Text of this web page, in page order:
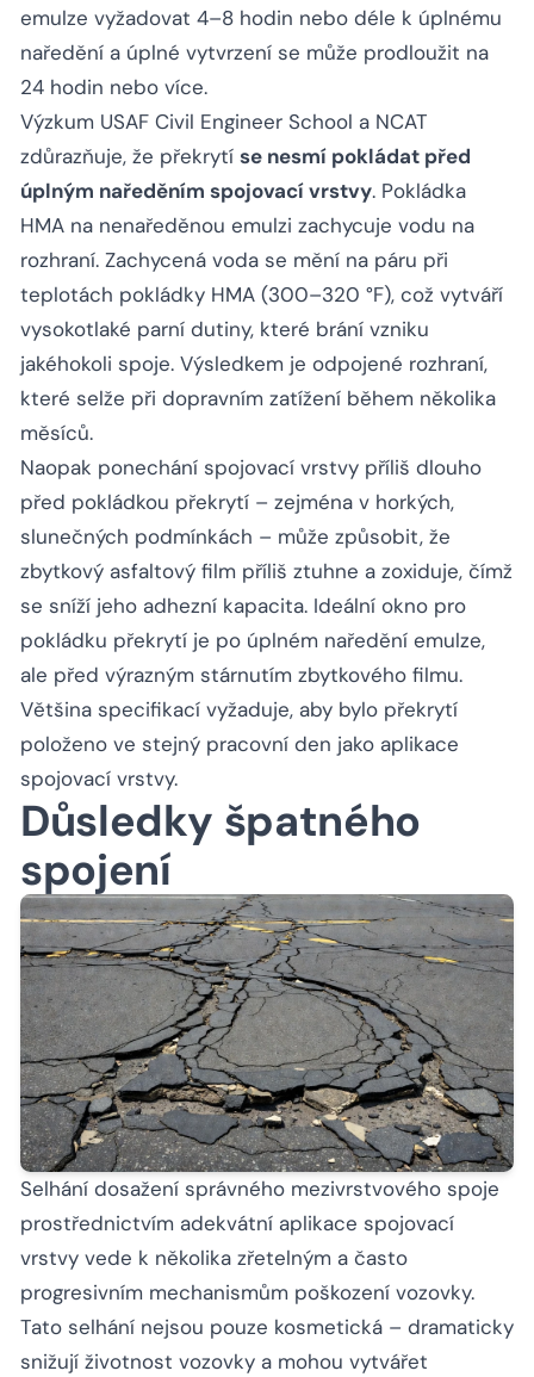
emulze vyžadovat 4–8 hodin nebo déle k úplnému
naředění a úplné vytvrzení se může prodloužit na
24 hodin nebo více.
Výzkum USAF Civil Engineer School a NCAT
zdůrazňuje, že překrytí se nesmí pokládat před
úplným naředěním spojovací vrstvy. Pokládka
HMA na nenaředěnou emulzi zachycuje vodu na
rozhraní. Zachycená voda se mění na páru při
teplotách pokládky HMA (300–320 °F), což vytváří
vysokotlaké parní dutiny, které brání vzniku
jakéhokoli spoje. Výsledkem je odpojené rozhraní,
které selže při dopravním zatížení během několika
měsíců.
Naopak ponechání spojovací vrstvy příliš dlouho
před pokládkou překrytí – zejména v horkých,
slunečných podmínkách – může způsobit, že
zbytkový asfaltový film příliš ztuhne a zoxiduje, čímž
se sníží jeho adhezní kapacita. Ideální okno pro
pokládku překrytí je po úplném naředění emulze,
ale před výrazným stárnutím zbytkového filmu.
Většina specifikací vyžaduje, aby bylo překrytí
položeno ve stejný pracovní den jako aplikace
spojovací vrstvy.
Důsledky špatného
spojení
Selhání dosažení správného mezivrstvového spoje
prostřednictvím adekvátní aplikace spojovací
vrstvy vede k několika zřetelným a často
progresivním mechanismům poškození vozovky.
Tato selhání nejsou pouze kosmetická – dramaticky
snižují životnost vozovky a mohou vytvářet